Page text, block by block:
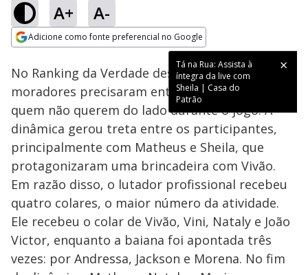
A+ A-
Adicione como fonte preferencial no Google
Tá na Rua: Assista à
íntegra da live com
Sheila | Casa do
Patrão
Ativar
Loaded:
12.20%
No Ranking da Verdade desta sexta (15), os
moradores precisaram entregar um colar a
quem não querem do lado durante o jogo. A
dinâmica gerou treta entre os participantes,
principalmente com Matheus e Sheila, que
protagonizaram uma brincadeira com Vivão.
Em razão disso, o lutador profissional recebeu
quatro colares, o maior número da atividade.
Ele recebeu o colar de Vivão, Vini, Nataly e João
Victor, enquanto a baiana foi apontada três
vezes: por Andressa, Jackson e Morena. No fim